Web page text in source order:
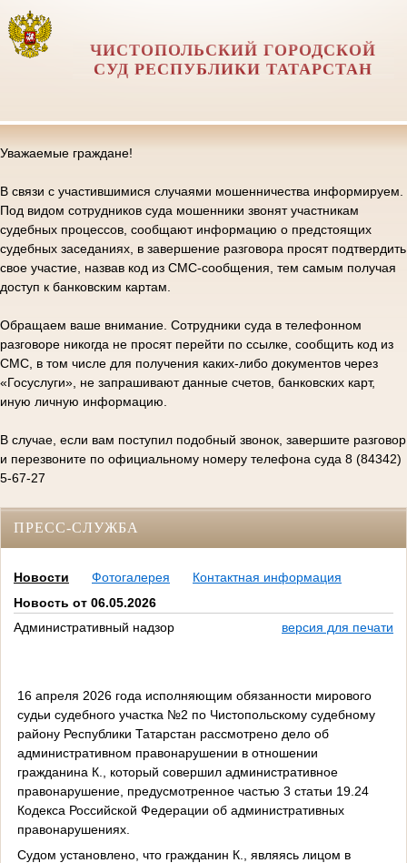
ЧИСТОПОЛЬСКИЙ ГОРОДСКОЙ
СУД РЕСПУБЛИКИ ТАТАРСТАН
Уважаемые граждане!
В связи с участившимися случаями мошенничества информируем.
Под видом сотрудников суда мошенники звонят участникам
судебных процессов, сообщают информацию о предстоящих
судебных заседаниях, в завершение разговора просят подтвердить
свое участие, назвав код из СМС-сообщения, тем самым получая
доступ к банковским картам.
Обращаем ваше внимание. Сотрудники суда в телефонном
разговоре никогда не просят перейти по ссылке, сообщить код из
СМС, в том числе для получения каких-либо документов через
«Госуслуги», не запрашивают данные счетов, банковских карт,
иную личную информацию.
В случае, если вам поступил подобный звонок, завершите разговор
и перезвоните по официальному номеру телефона суда 8 (84342)
5-67-27
ПРЕСС-СЛУЖБА
Новости Фотогалерея
Контактная информация
Новость от 06.05.2026
Административный надзор
версия для печати
16 апреля 2026 года исполняющим обязанности мирового
судьи судебного участка №2 по Чистопольскому судебному
району Республики Татарстан рассмотрено дело об
административном правонарушении в отношении
гражданина К., который совершил административное
правонарушение, предусмотренное частью 3 статьи 19.24
Кодекса Российской Федерации об административных
правонарушениях.
Судом установлено, что гражданин К., являясь лицом в